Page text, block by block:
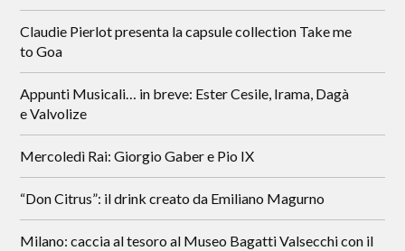
Claudie Pierlot presenta la capsule collection Take me
to Goa
Appunti Musicali… in breve: Ester Cesile, Irama, Dagà
e Valvolize
Mercoledì Rai: Giorgio Gaber e Pio IX
“Don Citrus”: il drink creato da Emiliano Magurno
Milano: caccia al tesoro al Museo Bagatti Valsecchi con il